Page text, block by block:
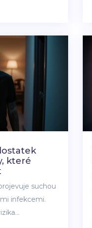
které
suchou
infekcemi.